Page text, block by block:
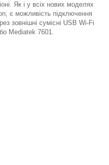
Як і у всіх нових моделях
є можливість підключення
зовнішні сумісні USB Wi-Fi
Mediatek 7601.